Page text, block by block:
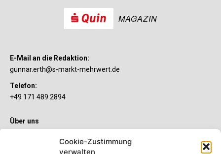
Cookie-Zustimmung
verwalten
MAGAZIN
E-Mail an die Redaktion:
gunnar.erth@s-markt-mehrwert.de
Telefon:
+49 171 489 2894
Über uns
Sie wollen mehr als ein gewöhnliches Girokonto? Dann ist unser
S-Quin Konto genau das Richtige für Sie. Die beiden